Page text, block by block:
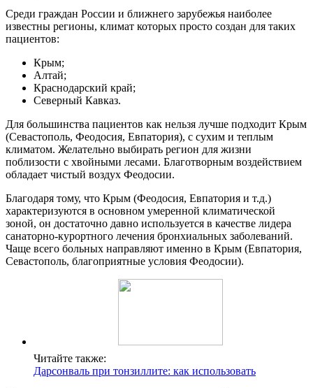
Среди граждан России и ближнего зарубежья наиболее
известны регионы, климат которых просто создан для таких
пациентов:
Крым;
Алтай;
Краснодарский край;
Северный Кавказ.
Для большинства пациентов как нельзя лучше подходит Крым
(Севастополь, Феодосия, Евпатория), с сухим и теплым
климатом. Желательно выбирать регион для жизни
поблизости с хвойными лесами. Благотворным воздействием
обладает чистый воздух Феодосии.
Благодаря тому, что Крым (Феодосия, Евпатория и т.д.)
характеризуются в основном умеренной климатической
зоной, он достаточно давно используется в качестве лидера
санаторно-курортного лечения бронхиальных заболеваний.
Чаще всего больных направляют именно в Крым (Евпатория,
Севастополь, благоприятные условия Феодосии).
Читайте также:
Дарсонваль при тонзиллите: как использовать